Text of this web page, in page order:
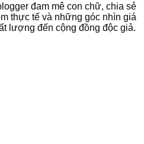
đam mê con chữ, chia sẻ
thực tế và những góc nhìn giá
lượng đến cộng đồng độc giả.